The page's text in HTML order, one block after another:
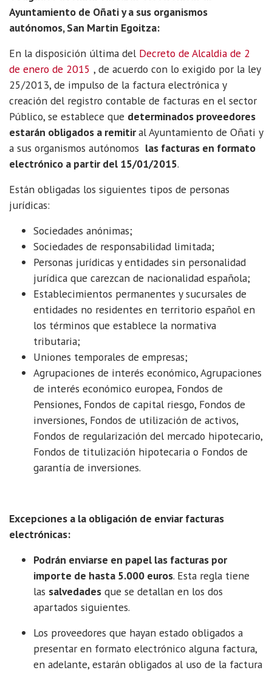
Ayuntamiento de Oñati y a sus organismos
autónomos, San Martin Egoitza:
En la disposición última del Decreto de Alcaldia de 2
de enero de 2015 , de acuerdo con lo exigido por la ley
25/2013, de impulso de la factura electrónica y
creación del registro contable de facturas en el sector
Público, se establece que determinados proveedores
estarán obligados a remitiral Ayuntamiento de Oñati y
a sus organismos autónomos las facturas en formato
electrónico a partir del 15/01/2015.
Están obligadas los siguientes tipos de personas
jurídicas:
Sociedades anónimas;
Sociedades de responsabilidad limitada;
Personas jurídicas y entidades sin personalidad
jurídica que carezcan de nacionalidad española;
Establecimientos permanentes y sucursales de
entidades no residentes en territorio español en
los términos que establece la normativa
tributaria;
Uniones temporales de empresas;
Agrupaciones de interés económico, Agrupaciones
de interés económico europea, Fondos de
Pensiones, Fondos de capital riesgo, Fondos de
inversiones, Fondos de utilización de activos,
Fondos de regularización del mercado hipotecario,
Fondos de titulización hipotecaria o Fondos de
garantía de inversiones.
Excepciones a la obligación de enviar facturas
electrónicas:
Podrán enviarse en papel las facturas por
importe de hasta 5.000 euros. Esta regla tiene
las salvedades que se detallan en los dos
apartados siguientes.
Los proveedores que hayan estado obligados a
presentar en formato electrónico alguna factura,
en adelante, estarán obligados al uso de la factura